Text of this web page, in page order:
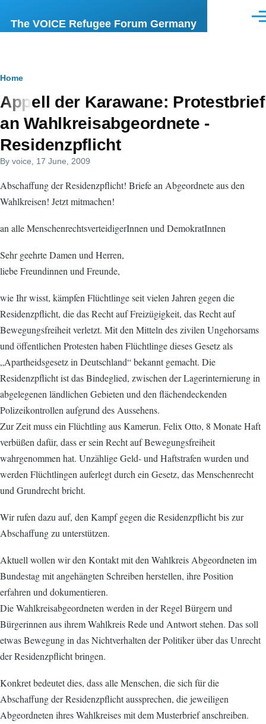
The VOICE Refugee Forum Germany
Breadcrumb
Home
Appell der Karawane: Protestbrief
an Wahlkreisabgeordnete -
Residenzpflicht
By voice , 17 June, 2009
Abschaffung der Residenzpflicht! Briefe an Abgeordnete aus den
Wahlkreisen! Jetzt mitmachen!
an alle MenschenrechtsverteidigerInnen und DemokratInnen
Sehr geehrte Damen und Herren,
liebe Freundinnen und Freunde,
wie Ihr wisst, kämpfen Flüchtlinge seit vielen Jahren gegen die
Residenzpflicht, die das Recht auf Freizügigkeit, das Recht auf
Bewegungsfreiheit verletzt. Mit den Mitteln des zivilen Ungehorsams
und öffentlichen Protesten haben Flüchtlinge dieses Gesetz als
„Apartheidsgesetz in Deutschland“ bekannt gemacht. Die
Residenzpflicht ist das Bindeglied, zwischen der Lagerinternierung in
abgelegenen ländlichen Gebieten und den flächendeckenden
Polizeikontrollen aufgrund des Aussehens.
Zur Zeit muss ein Flüchtling aus Kamerun. Felix Otto, 8 Monate Haft
verbüßen dafür, dass er sein Recht auf Bewegungsfreiheit
wahrgenommen hat. Unzählige Geld- und Haftstrafen wurden und
werden Flüchtlingen auferlegt durch ein Gesetz, das Menschenrecht
und Grundrecht bricht.
Wir rufen dazu auf, den Kampf gegen die Residenzpflicht bis zur
Abschaffung zu unterstützen.
Aktuell wollen wir den Kontakt mit den Wahlkreis Abgeordneten im
Bundestag mit angehängten Schreiben herstellen, ihre Position
erfahren und dokumentieren.
Die Wahlkreisabgeordneten werden in der Regel Bürgern und
Bürgerinnen aus ihrem Wahlkreis Rede und Antwort stehen. Das soll
etwas Bewegung in das Nichtverhalten der Politiker über das Unrecht
der Residenzpflicht bringen.
Konkret bedeutet dies, dass alle Menschen, die sich für die
Abschaffung der Residenzpflicht aussprechen, die jeweiligen
Abgeordneten ihres Wahlkreises mit dem Musterbrief anschreiben.